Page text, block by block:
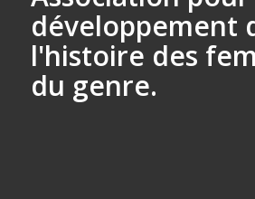
développement
l'histoire des
du genre.